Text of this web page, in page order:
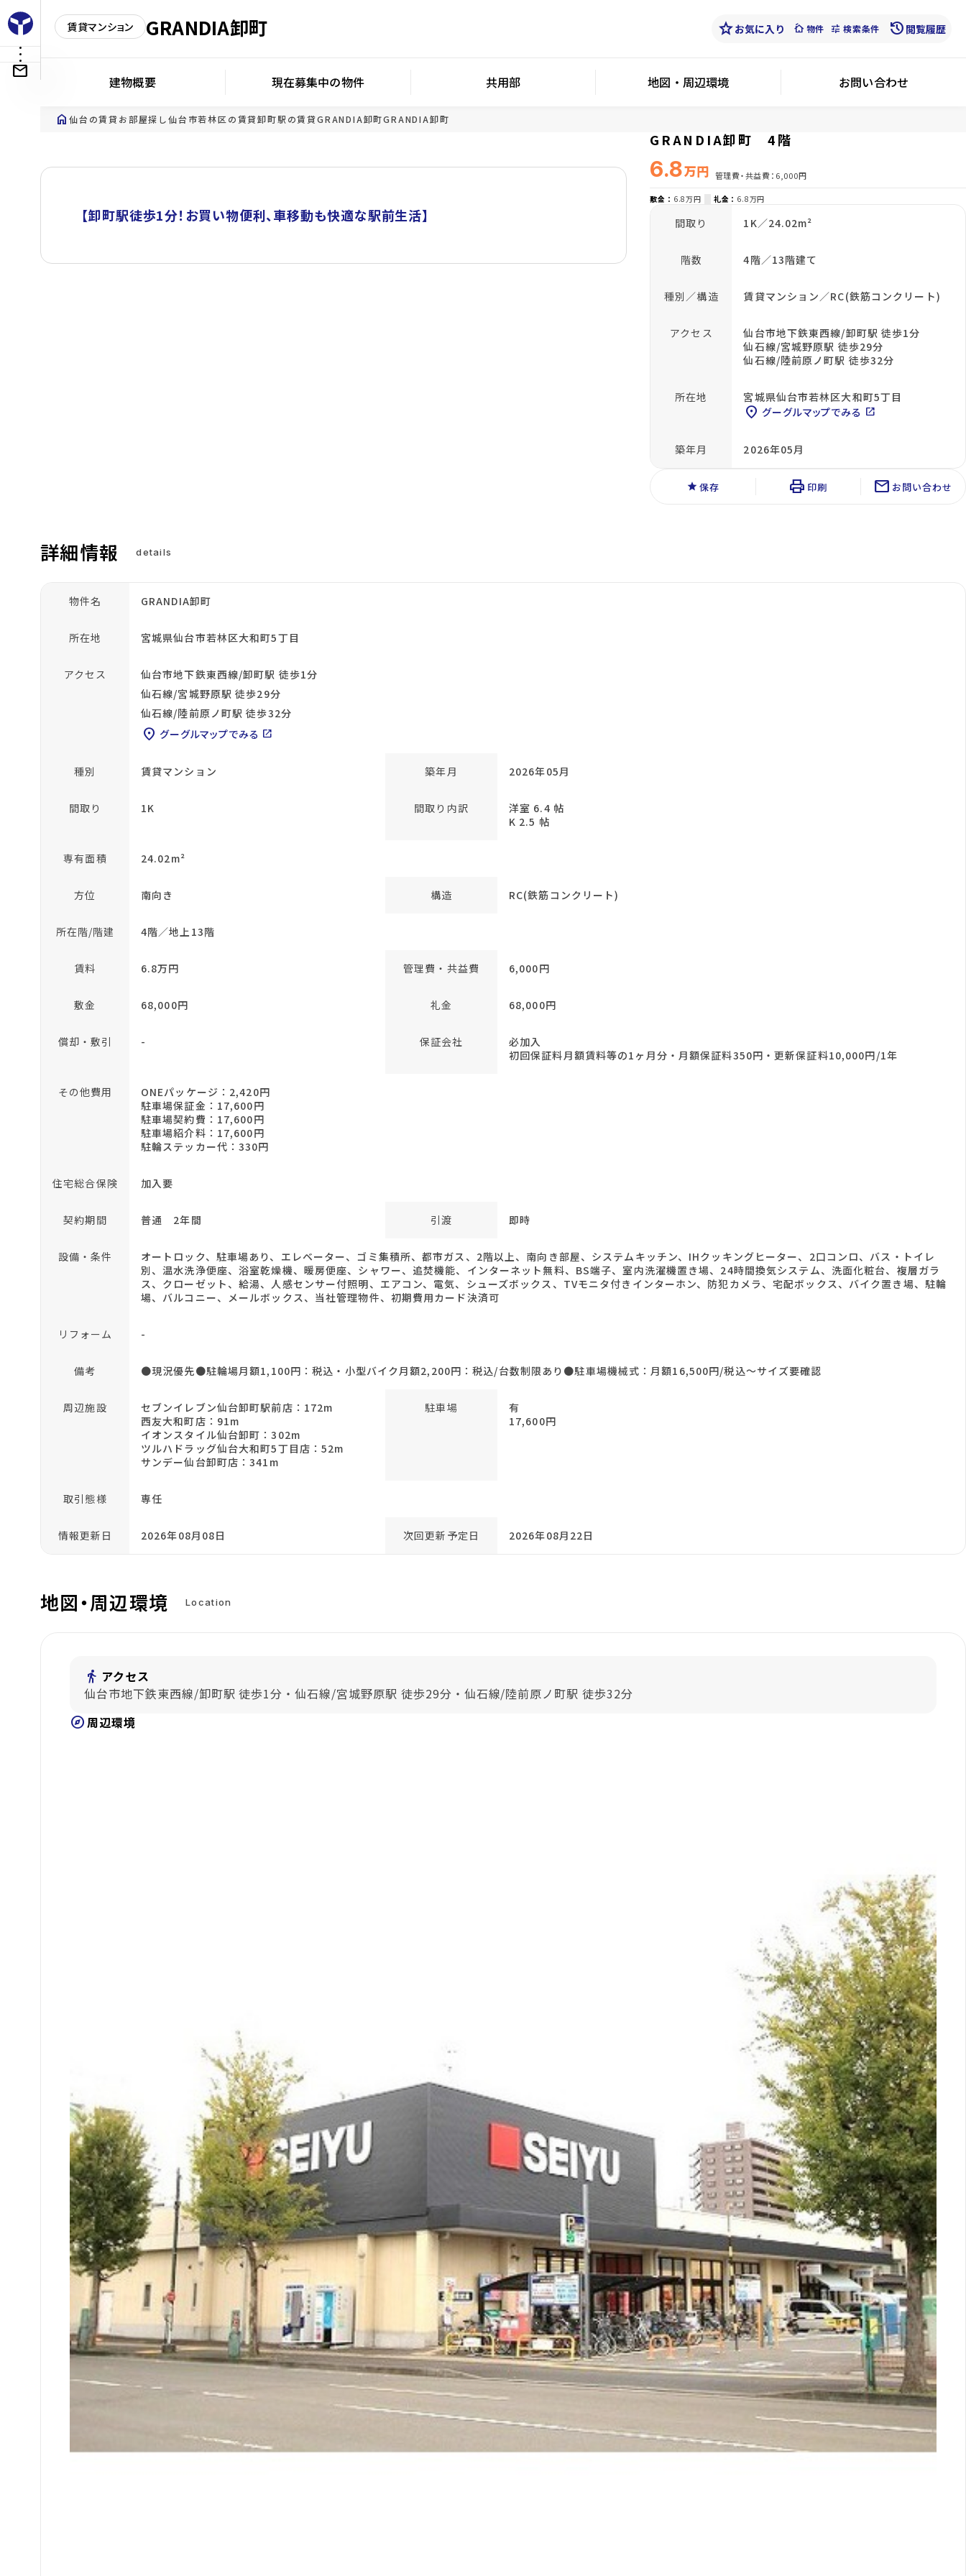
賃貸マンション GRANDIA卸町 starお気に入り cottage物件 tune 検索条件 history 閲覧履歴
建物概要 現在募集中の物件 共用部 地図・周辺環境 お問い合わせ
home 仙台の賃貸お部屋探し仙台市若林区の賃貸卸町駅の賃貸GRANDIA卸町GRANDIA卸町
GRANDIA卸町 4階
6.8万円 管理費・共益費 6,000円
敷金 6.8万円 礼金 6.8万円
間取り 1K／24.02m²
階数 4階／13階建て
種別／構造 賃貸マンション／RC(鉄筋コンクリート)
アクセス
仙台市地下鉄東西線/卸町駅 徒歩1分
仙石線/宮城野原駅 徒歩29分
仙石線/陸前原ノ町駅 徒歩32分
所在地 宮城県仙台市若林区大和町5丁目
location_on グーグルマップでみる open_in_new
築年月 2026年05月
star 保存 print 印刷 mail お問い合わせ
【卸町駅徒歩1分！お買い物便利、車移動も快適な駅前生活】
詳細情報 details
物件名 GRANDIA卸町
所在地 宮城県仙台市若林区大和町5丁目
アクセス
仙台市地下鉄東西線/卸町駅 徒歩1分
仙石線/宮城野原駅 徒歩29分
仙石線/陸前原ノ町駅 徒歩32分
location_on グーグルマップでみる open_in_new
種別 賃貸マンション 築年月 2026年05月
間取り 1K 間取り内訳
洋室 6.4 帖
K 2.5 帖
専有面積 24.02m²
方位 南向き 構造 RC(鉄筋コンクリート)
所在階/階建 4階／地上13階
賃料 6.8万円 管理費・共益費 6,000円
敷金 68,000円 礼金 68,000円
償却・敷引 - 保証会社
必加入
初回保証料月額賃料等の1ヶ月分・月額保証料350円・更新保証料10,000円/1年
その他費用
ONEパッケージ：2,420円
駐車場保証金：17,600円
駐車場契約費：17,600円
駐車場紹介料：17,600円
駐輪ステッカー代：330円
住宅総合保険 加入要
契約期間 普通 2年間 引渡 即時
設備・条件
オートロック、駐車場あり、エレベーター、ゴミ集積所、都市ガス、2階以上、南向き部屋、システムキッチン、IHクッキングヒーター、2口コンロ、バス・トイレ
別、温水洗浄便座、浴室乾燥機、暖房便座、シャワー、追焚機能、インターネット無料、BS端子、室内洗濯機置き場、24時間換気システム、洗面化粧台、複層ガラ
ス、クローゼット、給湯、人感センサー付照明、エアコン、電気、シューズボックス、TVモニタ付きインターホン、防犯カメラ、宅配ボックス、バイク置き場、駐輪
場、バルコニー、メールボックス、当社管理物件、初期費用カード決済可
リフォーム -
備考 ●現況優先●駐輪場月額1,100円：税込・小型バイク月額2,200円：税込/台数制限あり●駐車場機械式：月額16,500円/税込～サイズ要確認
周辺施設
セブンイレブン仙台卸町駅前店：172m
西友大和町店：91m
イオンスタイル仙台卸町：302m
ツルハドラッグ仙台大和町5丁目店：52m
サンデー仙台卸町店：341m
駐車場
有
17,600円
取引態様 専任
情報更新日 2026年08月08日 次回更新予定日 2026年08月22日
地図・周辺環境 Location
directions_walk アクセス
仙台市地下鉄東西線/卸町駅 徒歩1分・仙石線/宮城野原駅 徒歩29分・仙石線/陸前原ノ町駅 徒歩32分
explore周辺環境